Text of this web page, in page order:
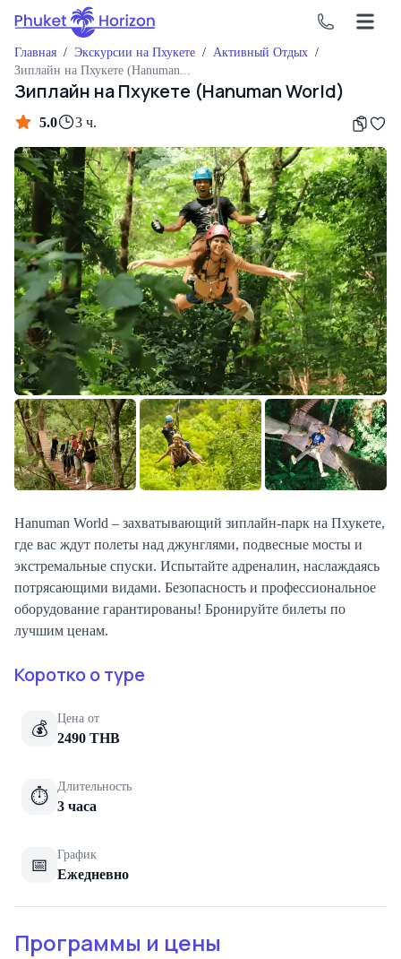
Главная / Экскурсии на Пхукете / Активный Отдых /
Зиплайн на Пхукете (Hanuman World)
5.0 3 ч.
Hanuman World – захватывающий зиплайн-парк на Пхукете,
где вас ждут полеты над джунглями, подвесные мосты и
экстремальные спуски. Испытайте адреналин, наслаждаясь
потрясающими видами. Безопасность и профессиональное
оборудование гарантированы! Бронируйте билеты по
лучшим ценам.
Коротко о туре
💰
Цена от
2490 THB
⏱
Длительность
3 часа
📅
График
Ежедневно
Программы и цены